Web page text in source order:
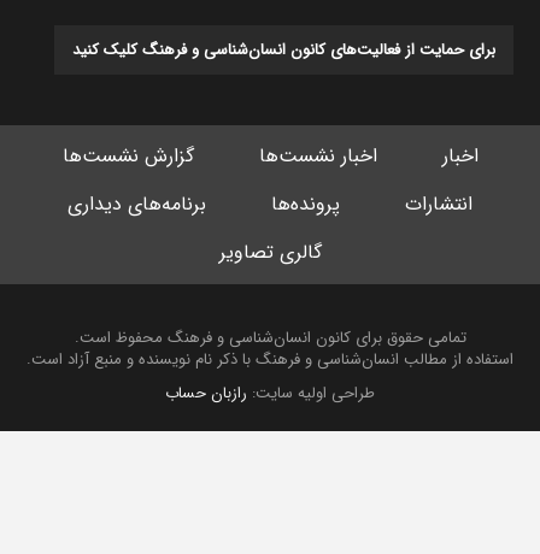
برای حمایت از فعالیت‌های کانون انسان‌شناسی و فرهنگ کلیک کنید
اخبار اخبار نشست‌ها
گزارش نشست‌ها
انتشارات
پرونده‌ها
برنامه‌های دیداری
گالری تصاویر
تمامی حقوق برای کانون انسان‌شناسی و فرهنگ محفوظ است.
استفاده از مطالب انسان‌شناسی و فرهنگ با ذکر نام نویسنده و منبع آزاد است.
طراحی اولیه سایت:رازبان حساب